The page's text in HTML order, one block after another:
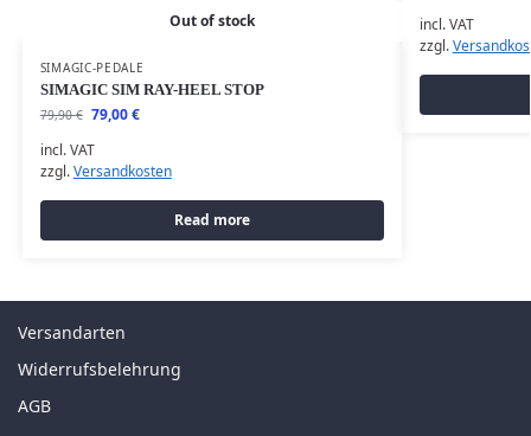
Out of stock
SIMAGIC-PEDALE
SIMAGIC SIM RAY-HEEL STOP
79,90€ 79,00€
incl. VAT
zzgl.Versandkosten
Read more
incl. VAT
zzgl.
Versandarten
Widerrufsbelehrung
AGB